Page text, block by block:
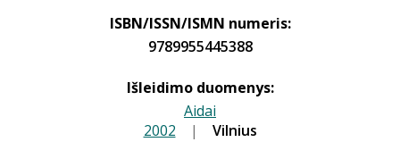
ISBN/ISSN/ISMN numeris:
9789955445388
Išleidimo duomenys:
Aidai
2002 | Vilnius